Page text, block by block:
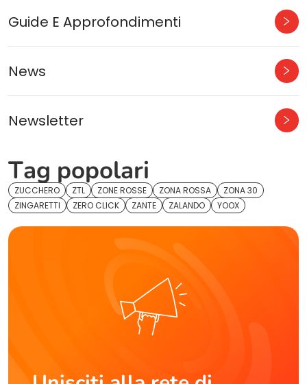
Guide E Approfondimenti
News
Newsletter
Tag popolari
ZUCCHERO ZTL ZONE ROSSE ZONA ROSSA
ZONA 30
ZINGARETTI
ZERO CLICK ZANTE ZALANDO YOOX